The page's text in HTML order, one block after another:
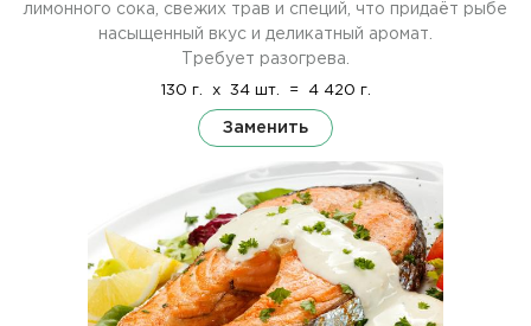
лимонного сока, свежих трав и специй, что придаёт рыбе
насыщенный вкус и деликатный аромат.
Требует разогрева.
130 г. x 34 шт. = 4 420 г.
Заменить